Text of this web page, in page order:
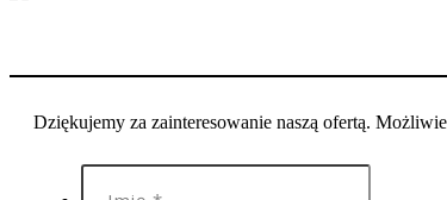
Dziękujemy za zainteresowanie naszą ofertą.